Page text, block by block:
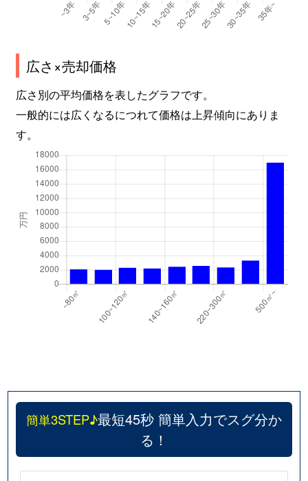
広さ×売却価格
広さ別の平均価格を表したグラフです。
一般的には広くなるにつれて価格は上昇傾向にありま
す。
簡単3STEP♪最短45秒 簡単入力でスグ分か
る！